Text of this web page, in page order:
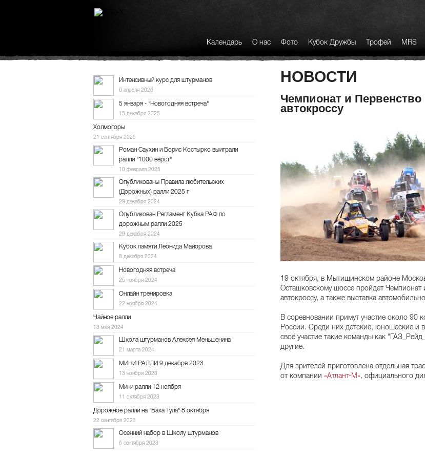
Календарь О нас Фото Кубок Дружбы Трофей MRS
Интенсивный курс для штурманов
6 апреля 2026
5 января - "Новогодняя встреча"
15 декабря 2025
Холмогоры
21 сентября 2025
Роман Саухин и Борис Костырко выиграли
ралли "1000 вёрст"
10 февраля 2025
Опубликованы Правила любительских
(Дорожных) ралли 2025 г
29 декабря 2024
Опубликован Регламент Кубка РАФ по
дорожным ралли 2025
29 декабря 2024
Кубок памяти Леонида Майорова
8 декабря 2024
Новогодняя встреча
25 ноября 2024
Онлайн тренировка
22 ноября 2024
Чайное ралли
13 мая 2024
Школа штурманов Алексея Меньшенина
21 марта 2024
МИНИ РАЛЛИ 9 декабря 2023
13 ноября 2023
Мини ралли 12 ноября
11 октября 2023
Дорожное ралли на "Баха Тула" 8 октября
22 сентября 2023
Осенний набор в Школу штурманов
6 сентября 2023
НОВОСТИ
Чемпионат и
автокроссу
19 октября, в Мытищинском районе
Осташковскому шоссе пройдет
автокроссу, а также выставка
В соревновании примут участие около 90
России. Среди них детские, юношеские
своё участие такие команды как
другие.
Для зрителей приготовлена отдельная
от компании «Атлант-М», официального